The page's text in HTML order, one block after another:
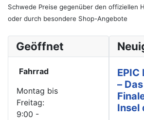
Schwede Preise gegenüber den offiziellen
oder durch besondere Shop-Angebote
Geöffnet
Fahrrad
Montag bis
Freitag:
9:00 -
–
Insel